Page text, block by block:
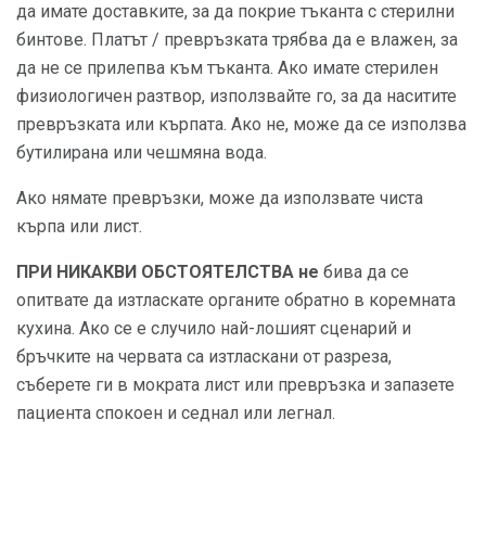
да имате доставките, за да покрие тъканта с стерилни
бинтове. Платът / превръзката трябва да е влажен, за
да не се прилепва към тъканта. Ако имате стерилен
физиологичен разтвор, използвайте го, за да наситите
превръзката или кърпата. Ако не, може да се използва
бутилирана или чешмяна вода.
Ако нямате превръзки, може да използвате чиста
кърпа или лист.
ПРИ НИКАКВИ ОБСТОЯТЕЛСТВА не бива да се
опитвате да изтласкате органите обратно в коремната
кухина. Ако се е случило най-лошият сценарий и
бръчките на червата са изтласкани от разреза,
съберете ги в мократа лист или превръзка и запазете
пациента спокоен и седнал или легнал.